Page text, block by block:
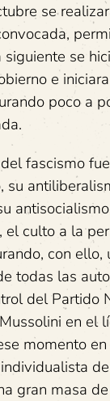
se
se
e
poco a
fascismo
su
el culto a la
con ello,
todas las
del Partido
en el
momento
gran masa